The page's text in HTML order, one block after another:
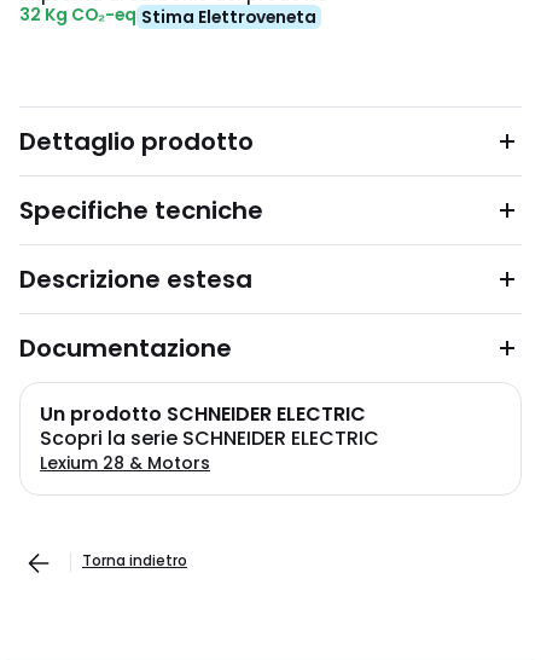
32 Kg CO₂-eq Stima Elettroveneta
Dettaglio prodotto
Specifiche tecniche
Descrizione estesa
Documentazione
Un prodotto SCHNEIDER ELECTRIC
Scopri la serie SCHNEIDER ELECTRIC
Lexium 28 & Motors
Torna indietro